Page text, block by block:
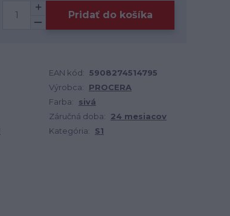
Pridať do košíka
EAN kód: 5908274514795
Výrobca:
PROCERA
Farba:
sivá
Záručná doba:
24 mesiacov
Kategória: S1